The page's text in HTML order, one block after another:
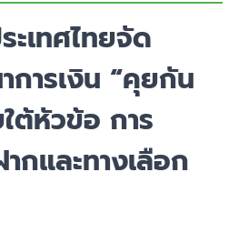
ะเทศไทยจัด
การเงิน “คุยกัน
ต้หัวข้อ การ
กและทางเลือก